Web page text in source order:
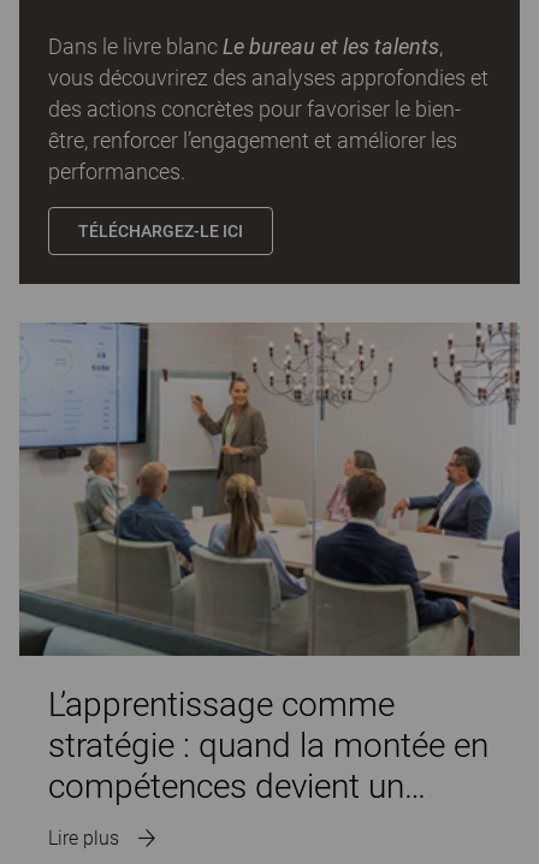
Dans le livre blancLe bureau et les talents,
vous découvrirez des analyses approfondies et
des actions concrètes pour favoriser le bien-
être, renforcer l’engagement et améliorer les
performances.
TÉLÉCHARGEZ-LE ICI
L’apprentissage comme
stratégie : quand la montée en
compétences devient un
avantage concurrentiel
Lire plus